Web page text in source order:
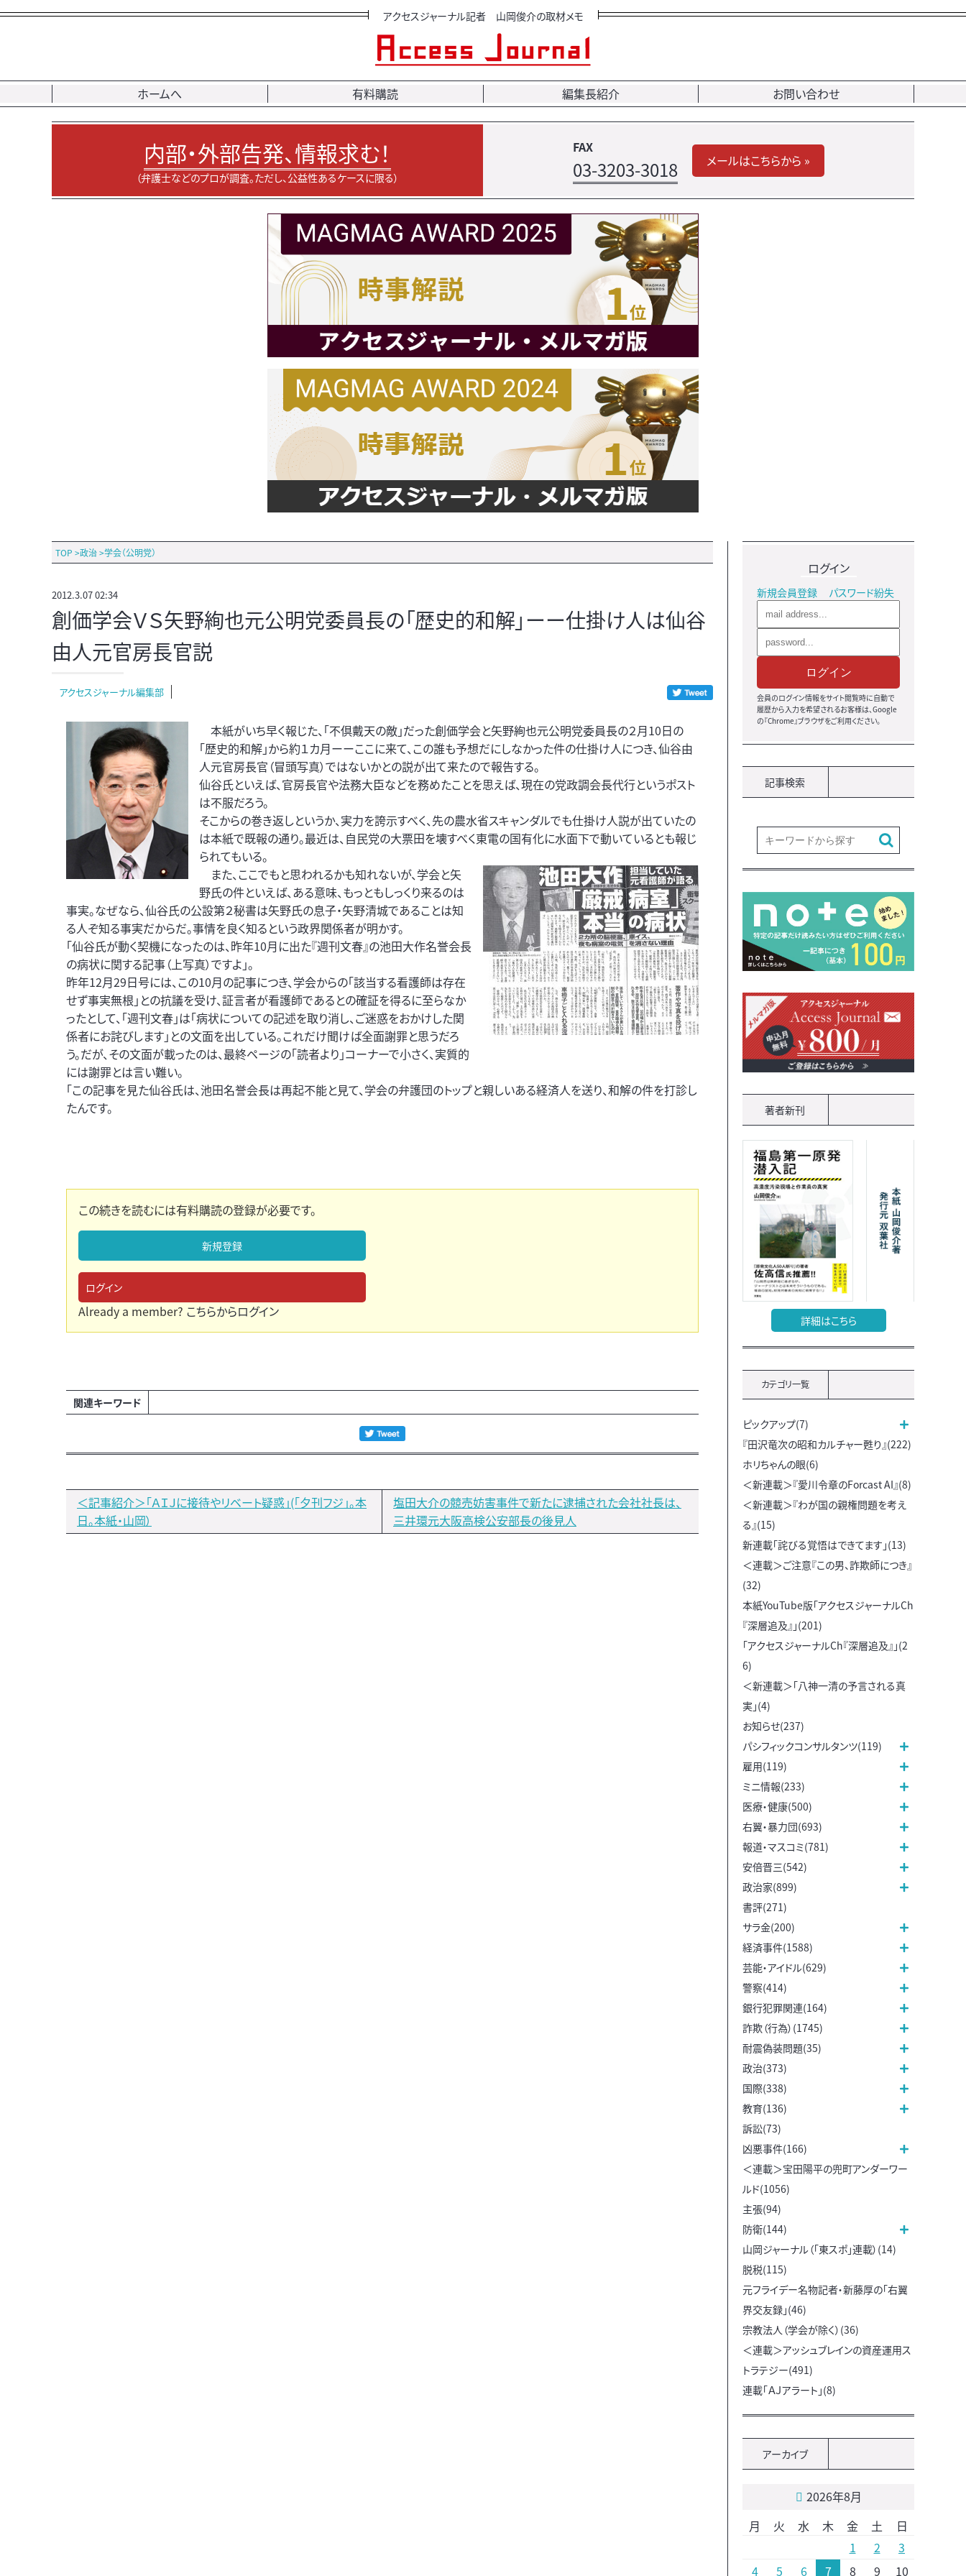
アクセスジャーナル記者 山岡俊介の取材メモ
ホームへ 有料購読 編集長紹介 お問い合わせ
内部・外部告発、情報求む！
（弁護士などのプロが調査。ただし、公益性あるケースに限る）
FAX
03-3203-3018 メールはこちらから »
TOP >政治>学会（公明党）
2012.3.07 02:34
創価学会ＶＳ矢野絢也元公明党委員長の「歴史的和解」ーー仕掛け人は仙谷
由人元官房長官説
アクセスジャーナル編集部
本紙がいち早く報じた、「不倶戴天の敵」だった創価学会と矢野絢也元公明党委員長の２月10日の
「歴史的和解」から約１カ月ーーここに来て、この誰も予想だにしなかった件の仕掛け人につき、仙谷由
人元官房長官（冒頭写真）ではないかとの説が出て来たので報告する。
仙谷氏といえば、官房長官や法務大臣などを務めたことを思えば、現在の党政調会長代行というポスト
は不服だろう。
そこからの巻き返しというか、実力を誇示すべく、先の農水省スキャンダルでも仕掛け人説が出ていたの
は本紙で既報の通り。最近は、自民党の大票田を壊すべく東電の国有化に水面下で動いているとも報じ
られてもいる。
また、ここでもと思われるかも知れないが、学会と矢
野氏の件といえば、ある意味、もっともしっくり来るのは
事実。なぜなら、仙谷氏の公設第２秘書は矢野氏の息子・矢野清城であることは知
る人ぞ知る事実だからだ。事情を良く知るという政界関係者が明かす。
「仙谷氏が動く契機になったのは、昨年10月に出た『週刊文春』の池田大作名誉会長
の病状に関する記事（上写真）ですよ」。
昨年12月29日号には、この10月の記事につき、学会からの「該当する看護師は存在
せず事実無根」との抗議を受け、証言者が看護師であるとの確証を得るに至らなか
ったとして、「週刊文春」は「病状についての記述を取り消し、ご迷惑をおかけした関
係者にお詫びします」との文面を出している。これだけ聞けば全面謝罪と思うだろ
う。だが、その文面が載ったのは、最終ページの「読者より」コーナーで小さく、実質的
には謝罪とは言い難い。
「この記事を見た仙谷氏は、池田名誉会長は再起不能と見て、学会の弁護団のトップと親しいある経済人を送り、和解の件を打診し
たんです。
この続きを読むには有料購読の登録が必要です。
新規登録
ログイン
Already a member? こちらからログイン
関連キーワード
＜記事紹介＞「ＡＩＪに接待やリベート疑惑」(「夕刊フジ」。本
日。本紙・山岡）
塩田大介の競売妨害事件で新たに逮捕された会社社長は、
三井環元大阪高検公安部長の後見人
ログイン
新規会員登録 パスワード紛失
ログイン
会員のログイン情報をサイト閲覧時に自動で
履歴から入力を希望されるお客様は、Google
の『Chrome』ブラウザをご利用ください。
記事検索
著者新刊
詳細はこちら
カテゴリ一覧
ピックアップ(7)
『田沢竜次の昭和カルチャー甦り』(222)
ホリちゃんの眼(6)
＜新連載＞『愛川令章のForcast AI』(8)
＜新連載＞『わが国の親権問題を考え
る』(15)
新連載「詫びる覚悟はできてます」(13)
＜連載＞ご注意『この男、詐欺師につき』
(32)
本紙YouTube版「アクセスジャーナルCh
『深層追及』」(201)
「アクセスジャーナルCh『深層追及』」(2
6)
＜新連載＞「八神一清の予言される真
実」(4)
お知らせ(237)
パシフィックコンサルタンツ(119)
雇用(119)
ミニ情報(233)
医療・健康(500)
右翼・暴力団(693)
報道・マスコミ(781)
安倍晋三(542)
政治家(899)
書評(271)
サラ金(200)
経済事件(1588)
芸能・アイドル(629)
警察(414)
銀行犯罪関連(164)
詐欺（行為）(1745)
耐震偽装問題(35)
政治(373)
国際(338)
教育(136)
訴訟(73)
凶悪事件(166)
＜連載＞宝田陽平の兜町アンダーワー
ルド(1056)
主張(94)
防衛(144)
山岡ジャーナル（「東スポ」連載）(14)
脱税(115)
元フライデー名物記者・新藤厚の「右翼
界交友録」(46)
宗教法人（学会が除く）(36)
＜連載＞アッシュブレインの資産運用ス
トラテジー(491)
連載「ＡＪアラート」(8)
アーカイブ
2026年8月
月
火 水 木 金 土
日
1
2
3
4
5 6 7 8 9 10